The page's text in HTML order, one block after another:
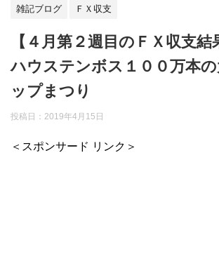
雑記ブログ ＦＸ収支
【４月第２週目のＦＸ収支結
ハウステンボス１００万本
ップまつり
投稿日： 2019年4月15日
＜スポンサード リンク＞